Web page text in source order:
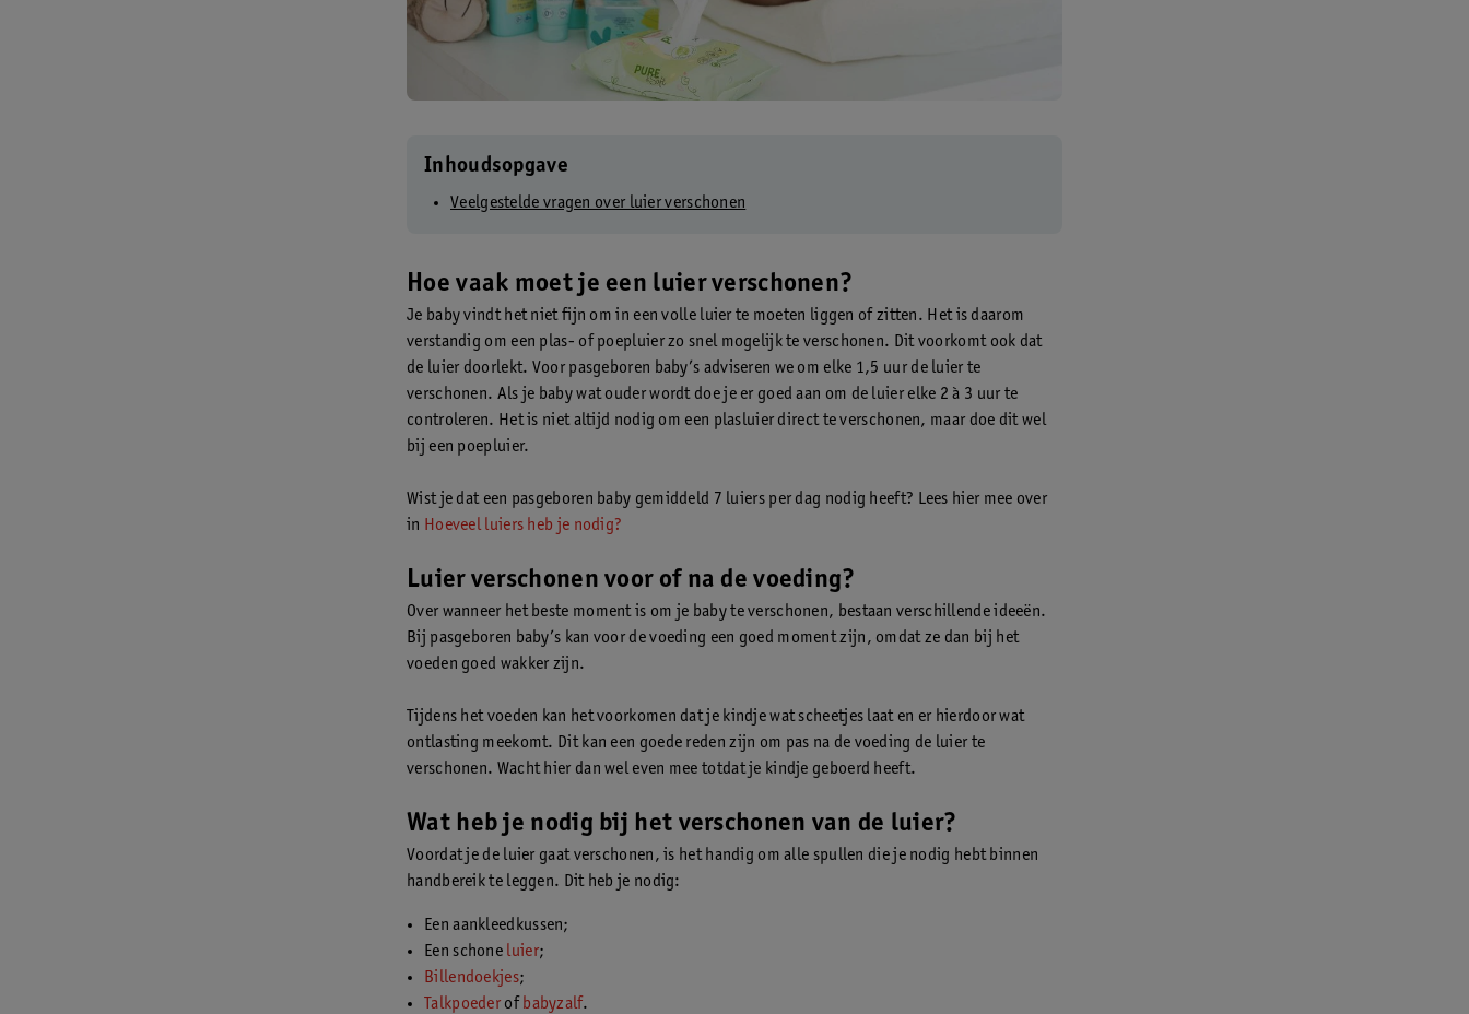
Inhoudsopgave
Veelgestelde vragen over luier verschonen
Hoe vaak moet je een luier verschonen?
Je baby vindt het niet fijn om in een volle luier te moeten liggen of zitten. Het is daarom
verstandig om een plas- of poepluier zo snel mogelijk te verschonen. Dit voorkomt ook dat
de luier doorlekt. Voor pasgeboren baby’s adviseren we om elke 1,5 uur de luier te
verschonen. Als je baby wat ouder wordt doe je er goed aan om de luier elke 2 à 3 uur te
controleren. Het is niet altijd nodig om een plasluier direct te verschonen, maar doe dit wel
bij een poepluier.
Wist je dat een pasgeboren baby gemiddeld 7 luiers per dag nodig heeft? Lees hier mee over
in Hoeveel luiers heb je nodig?
Luier verschonen voor of na de voeding?
Over wanneer het beste moment is om je baby te verschonen, bestaan verschillende ideeën.
Bij pasgeboren baby’s kan voor de voeding een goed moment zijn, omdat ze dan bij het
voeden goed wakker zijn.
Tijdens het voeden kan het voorkomen dat je kindje wat scheetjes laat en er hierdoor wat
ontlasting meekomt. Dit kan een goede reden zijn om pas na de voeding de luier te
verschonen. Wacht hier dan wel even mee totdat je kindje geboerd heeft.
Wat heb je nodig bij het verschonen van de luier?
Voordat je de luier gaat verschonen, is het handig om alle spullen die je nodig hebt binnen
handbereik te leggen. Dit heb je nodig:
Een aankleedkussen;
Een schone luier;
Billendoekjes;
Talkpoeder of babyzalf.